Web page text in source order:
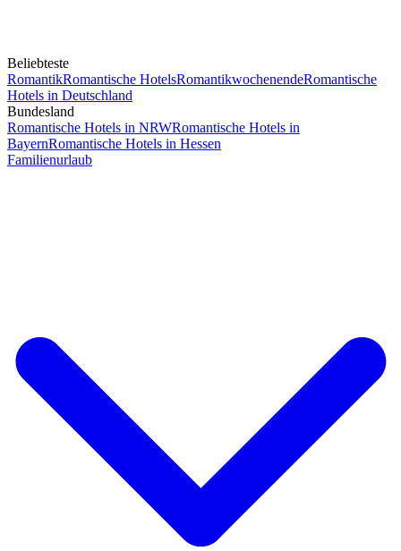
Beliebteste
RomantikRomantische HotelsRomantikwochenendeRomantische
Hotels in Deutschland
Bundesland
Romantische Hotels in NRWRomantische Hotels in
BayernRomantische Hotels in Hessen
Familienurlaub